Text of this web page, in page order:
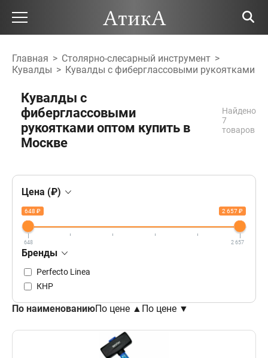
Главная > Столярно-слесарный инструмент >
Кувалды > Кувалды с фиберглассовыми рукоятками
Кувалды с
фиберглассовыми
рукоятками оптом купить в
Москве
Найдено
7
товаров
Цена (₽)
648 ₽ 2 657 ₽
648 2 657
Бренды
Perfecto Linea
КНР
По наименованиюПо цене ▲ По цене ▼